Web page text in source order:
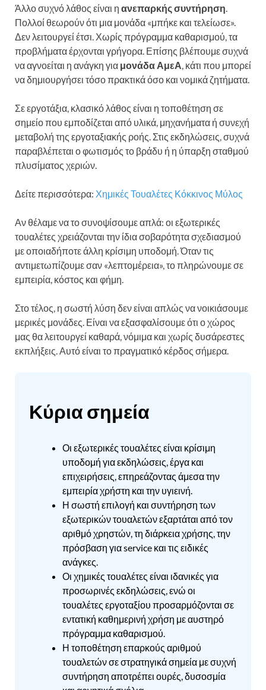
Άλλο συχνό λάθος είναι η ανεπαρκής συντήρηση.
Πολλοί θεωρούν ότι μια μονάδα «μπήκε και τελείωσε».
Δεν λειτουργεί έτσι. Χωρίς πρόγραμμα καθαρισμού, τα
προβλήματα έρχονται γρήγορα. Επίσης βλέπουμε συχνά
να αγνοείται η ανάγκη για μονάδα ΑμεΑ, κάτι που μπορεί
να δημιουργήσει τόσο πρακτικά όσο και νομικά ζητήματα.
Σε εργοτάξια, κλασικό λάθος είναι η τοποθέτηση σε
σημείο που εμποδίζεται από υλικά, μηχανήματα ή συνεχή
μεταβολή της εργοταξιακής ροής. Στις εκδηλώσεις, συχνά
παραβλέπεται ο φωτισμός το βράδυ ή η ύπαρξη σταθμού
πλυσίματος χεριών.
Δείτε περισσότερα: Χημικές Τουαλέτες Κόκκινος Μύλος
Αν θέλαμε να το συνοψίσουμε απλά: οι εξωτερικές
τουαλέτες χρειάζονται την ίδια σοβαρότητα σχεδιασμού
με οποιαδήποτε άλλη κρίσιμη υποδομή. Όταν τις
αντιμετωπίζουμε σαν «λεπτομέρεια», το πληρώνουμε σε
εμπειρία, κόστος και φήμη.
Στο τέλος, η σωστή λύση δεν είναι απλώς να νοικιάσουμε
μερικές μονάδες. Είναι να εξασφαλίσουμε ότι ο χώρος
μας θα λειτουργεί καθαρά, νόμιμα και χωρίς δυσάρεστες
εκπλήξεις. Αυτό είναι το πραγματικό κέρδος σήμερα.
Κύρια σημεία
Οι εξωτερικές τουαλέτες είναι κρίσιμη
υποδομή για εκδηλώσεις, έργα και
επιχειρήσεις, επηρεάζοντας άμεσα την
εμπειρία χρήστη και την υγιεινή.
Η σωστή επιλογή και συντήρηση των
εξωτερικών τουαλετών εξαρτάται από τον
αριθμό χρηστών, τη διάρκεια χρήσης, την
πρόσβαση για service και τις ειδικές
ανάγκες.
Οι χημικές τουαλέτες είναι ιδανικές για
προσωρινές εκδηλώσεις, ενώ οι
τουαλέτες εργοταξίου προσαρμόζονται σε
εντατική καθημερινή χρήση με αυστηρό
πρόγραμμα καθαρισμού.
Η τοποθέτηση επαρκούς αριθμού
τουαλετών σε στρατηγικά σημεία με συχνή
συντήρηση αποτρέπει ουρές, δυσοσμία